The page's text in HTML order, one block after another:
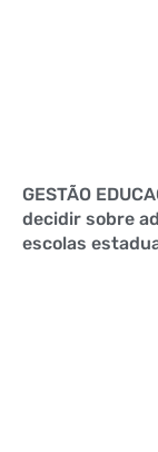
GESTÃO
decidir sobre
escolas